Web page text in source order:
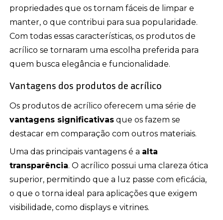
propriedades que os tornam fáceis de limpar e
manter, o que contribui para sua popularidade.
Com todas essas características, os produtos de
acrílico se tornaram uma escolha preferida para
quem busca elegância e funcionalidade.
Vantagens dos produtos de acrílico
Os produtos de acrílico oferecem uma série de
vantagens significativas que os fazem se
destacar em comparação com outros materiais.
Uma das principais vantagens é a alta
transparência. O acrílico possui uma clareza ótica
superior, permitindo que a luz passe com eficácia,
o que o torna ideal para aplicações que exigem
visibilidade, como displays e vitrines.